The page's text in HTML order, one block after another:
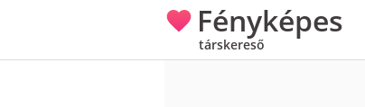
Fényképes
társkereső